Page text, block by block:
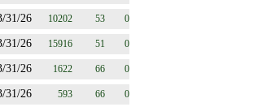
31/26 10202 53 0
31/26 15916 51 0
31/26 1622 66 0
31/26 593 66 0